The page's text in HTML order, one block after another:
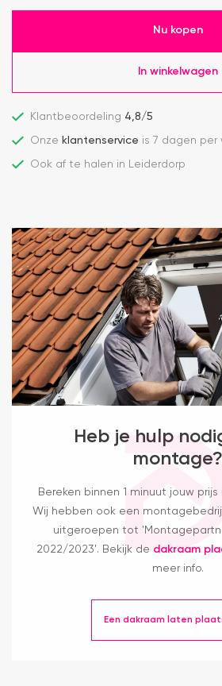
Nu kopen
In winkelwagen
Klantbeoordeling 4,8/5
Onze klantenservice is 7 dagen per
Ook af te halen in Leiderdorp
Heb je hulp
montage?
Bereken binnen 1 minuut jouw
Wij hebben ook een
uitgeroepen tot
2022/2023'. Bekijk de dakraam
meer info.
Een dakraam laten